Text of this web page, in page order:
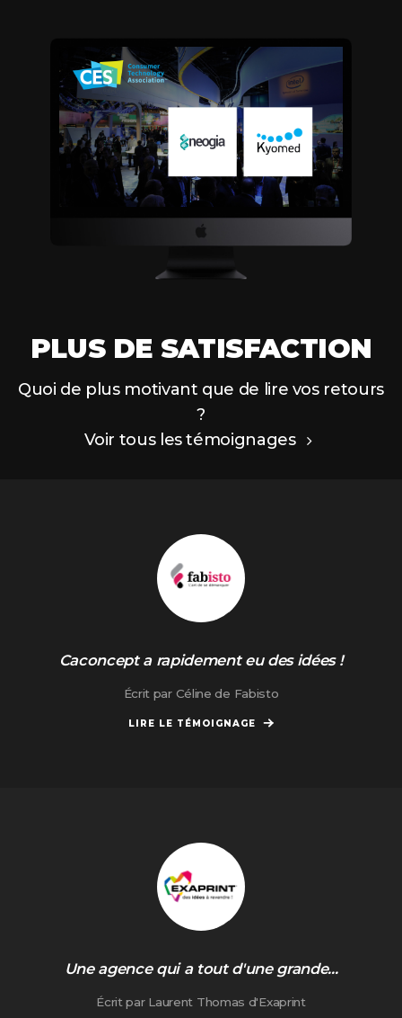
PLUS DE SATISFACTION
Quoi de plus motivant que de lire vos retours
?
Voir tous les témoignages
Caconcept a rapidement eu des idées !
Écrit par Céline de Fabisto
LIRE LE TÉMOIGNAGE
Une agence qui a tout d'une grande...
Écrit par Laurent Thomas d'Exaprint